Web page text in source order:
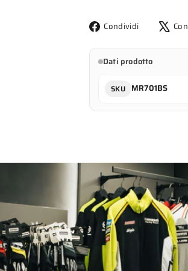
Condividi
Condividi
Facebook
Dati prodotto
SKU MR701BS